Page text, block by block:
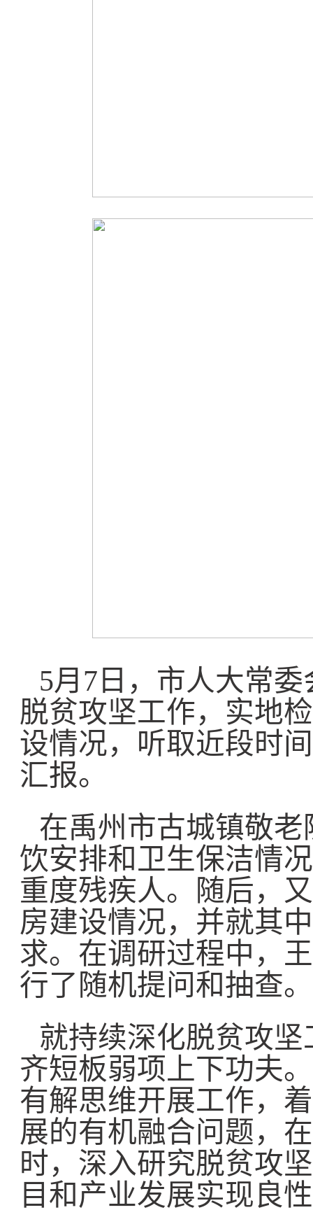
5月7日，市人大常
脱贫攻坚工作，实地
设情况，听取近段时
汇报。
在禹州市古城镇敬
饮安排和卫生保洁情
重度残疾人。随后，
房建设情况，并就其
求。在调研过程中，
行了随机提问和抽查。
就持续深化脱贫攻
齐短板弱项上下功夫
有解思维开展工作，
展的有机融合问题，
时，深入研究脱贫攻
目和产业发展实现良